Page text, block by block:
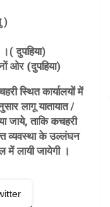
)
दुपहिया)
ओर (दुपहिया)
स्थित कार्यालयों में
लागू यातायात /
जाये, ताकि कचहरी
व्यवस्था के उल्लंघन
में लायी जायेगी ।